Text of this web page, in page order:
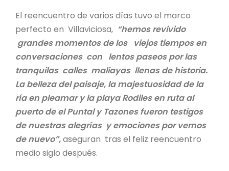
El reencuentro de varios días tuvo el marco
perfecto en Villaviciosa, “hemos revivido
grandes momentos de los viejos tiempos en
conversaciones con lentos paseos por las
tranquilas calles maliayas llenas de historia.
La belleza del paisaje, la majestuosidad de la
ría en pleamar y la playa Rodiles en ruta al
puerto de el Puntal y Tazones fueron testigos
de nuestras alegrías y emociones por vernos
de nuevo”,aseguran tras el feliz reencuentro
medio siglo después.